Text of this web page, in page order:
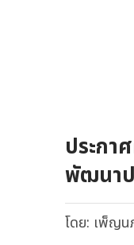
ประกา
พัฒนาป
(Front
เจาะจง
โดย: เพ็ญน